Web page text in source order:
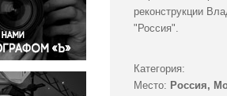
и конфликты
реконструкции
"Россия".
Категория:
Место: Россия,